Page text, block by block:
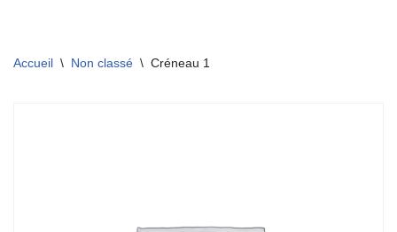
au
Accueil \ Non classé \ Créneau 1